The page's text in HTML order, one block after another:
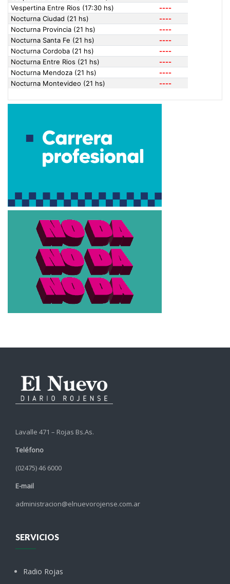
Lavalle 471 – Rojas Bs.As.
Teléfono
(02475) 46 6000
E-mail
administracion@elnuevorojense.com.ar
SERVICIOS
Radio Rojas